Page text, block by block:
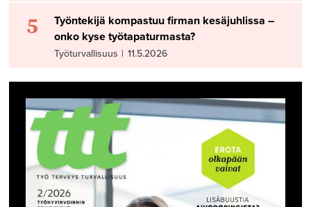
5
Työntekijä kompastuu firman kesäjuhlissa –
onko kyse työtapaturmasta?
Työturvallisuus | 11.5.2026